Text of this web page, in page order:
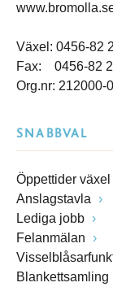
Växel: 0456-82
Fax: 0456-82
Org.nr: 212000-
SNABBVAL
Öppettider
Anslagstavla
Lediga jobb
Felanmälan
Blankettsamling